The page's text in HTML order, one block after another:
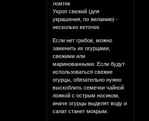
ломтик
Укроп свежий (для
украшения, по желанию) -
несколько веточек
Если нет грибов, можно
заменить их огурцами,
свежими или
маринованными. Если будут
использоваться свежие
огурцы, обязательно нужно
выскоблить семечки чайной
ложкой с острым носиком,
иначе огурцы выделят воду и
салат станет мокрым.